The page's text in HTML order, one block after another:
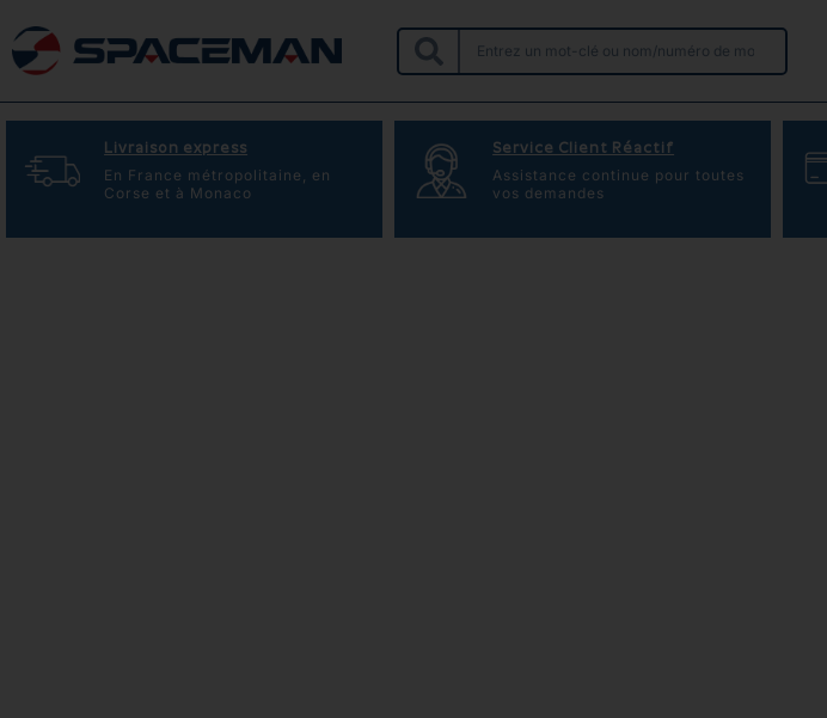
Livraison express
En France métropolitaine, en
Corse et à Monaco
Service Client Réactif
Assistance continue pour toutes
vos demandes